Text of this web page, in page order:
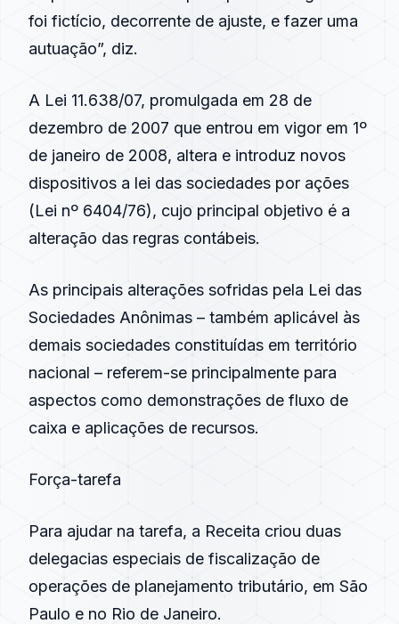
foi fictício, decorrente de ajuste, e fazer uma
autuação”, diz.
A Lei 11.638/07, promulgada em 28 de
dezembro de 2007 que entrou em vigor em 1º
de janeiro de 2008, altera e introduz novos
dispositivos a lei das sociedades por ações
(Lei nº 6404/76), cujo principal objetivo é a
alteração das regras contábeis.
As principais alterações sofridas pela Lei das
Sociedades Anônimas – também aplicável às
demais sociedades constituídas em território
nacional – referem-se principalmente para
aspectos como demonstrações de fluxo de
caixa e aplicações de recursos.
Força-tarefa
Para ajudar na tarefa, a Receita criou duas
delegacias especiais de fiscalização de
operações de planejamento tributário, em São
Paulo e no Rio de Janeiro.